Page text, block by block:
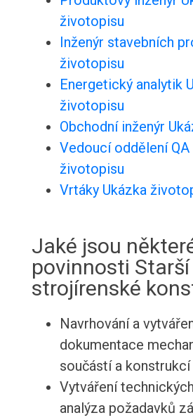
životopisu
Inženýr stavebních
životopisu
Energetický analytik
životopisu
Obchodní inženýr
Vedoucí oddělení QA
životopisu
Vrtáky Ukázka
Jaké jsou
povinnosti
strojírenské
Navrhování a
dokumentace
součástí a konstrukcí
Vytváření
analýza požadavků